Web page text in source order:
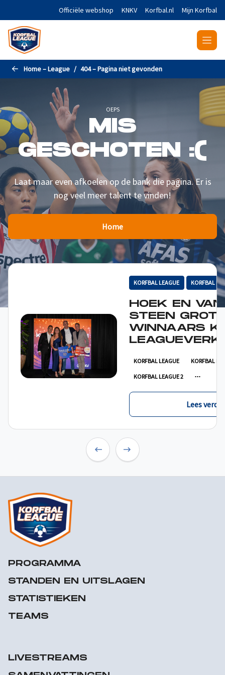
Naar de hoofdinhoud gaanOfficiële webshop KNKV Korfbal.nl Mijn Korfbal
Home – League 404 – Pagina niet gevonden
OEPS
MIS
GESCHOTEN :(
Laat maar even afkoelen op de bank die pagina. Er is
nog veel meer talent te vinden!
Home
KORFBAL LEAGUE KORFBAL
HOEK EN VAN
STEEN
WINNAARS
KORFBAL LEAGUE KORFBAL
KORFBAL LEAGUE 2
Lees verder
PROGRAMMA
STANDEN EN UITSLAGEN
STATISTIEKEN
TEAMS
LIVESTREAMS